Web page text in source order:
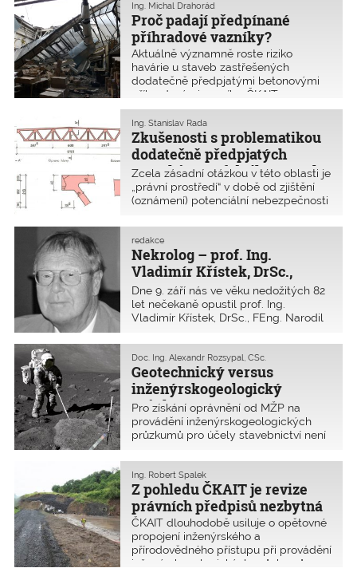
Proč padají předpínané
příhradové vazníky?
Ing. Michal Drahorád
Aktuálně významně roste riziko
havárie u staveb zastřešených
dodatečně předpjatými betonovými
příhradovými vazníky. ČKAIT
informovala o nebezpečí Kláru
Dostálovou, ministryni pro místní
rozvoj. Odhadem se jedná o stavby na
ploše více než půl milionu čtverečních
metrů. Stavební úřady a vlastníci by
měli neprodleně podniknout kroky ke
kontrolám stavu tohoto typu
konstrukcí.
Zkušenosti s problematikou
dodatečně předpjatých
vazníků z prefabrikovaných
konstrukčních systémů
Ing. Stanislav Rada
Zcela zásadní otázkou v této oblasti je
„právní prostředí“ v době od zjištění
(oznámení) potenciální nebezpečnosti
nebezpečných konstrukcí. Bohužel
naše stávající zákony a vyhlášky
obecně metodicky neřeší postup
v tom
Nekrolog – prof. Ing.
Vladimír Křístek, DrSc.,
FEng.
redakce
Dne 9. září nás ve věku nedožitých 82
let nečekaně opustil prof. Ing.
Vladimír Křístek, DrSc., FEng. Narodil
život strávil na Fakultě stavební ČVUT
v Praze. Od roku 1977 působil jako
profesor v oboru betonových
konstrukcí a mostů. Prošel zde řadou
funkcí, mimo jiné byl proděkanem pro
vědeckovýzkumnou činnost a
zahraniční styky a dlouholetým
vedoucím katedry betonových a
Geotechnický versus
inženýrskogeologický
průzkum
Doc. Ing. Alexandr Rozsypal, CSc.
Pro získání oprávnění od MŽP na
provádění inženýrskogeologických
průzkumů pro účely stavebnictví není
geotechnické problematiky ani
souvisejících stavebních oborů nutná!
Podle evropských norem se přitom
jedná o vysoce odbornou
autorizovanou činnost.
Z pohledu ČKAIT je revize
právních předpisů nezbytná
Ing. Robert Špalek
ČKAIT dlouhodobě usiluje o opětovné
propojení inženýrského a
přírodovědného přístupu při provádění
inženýrskogelogických průzkumů ve